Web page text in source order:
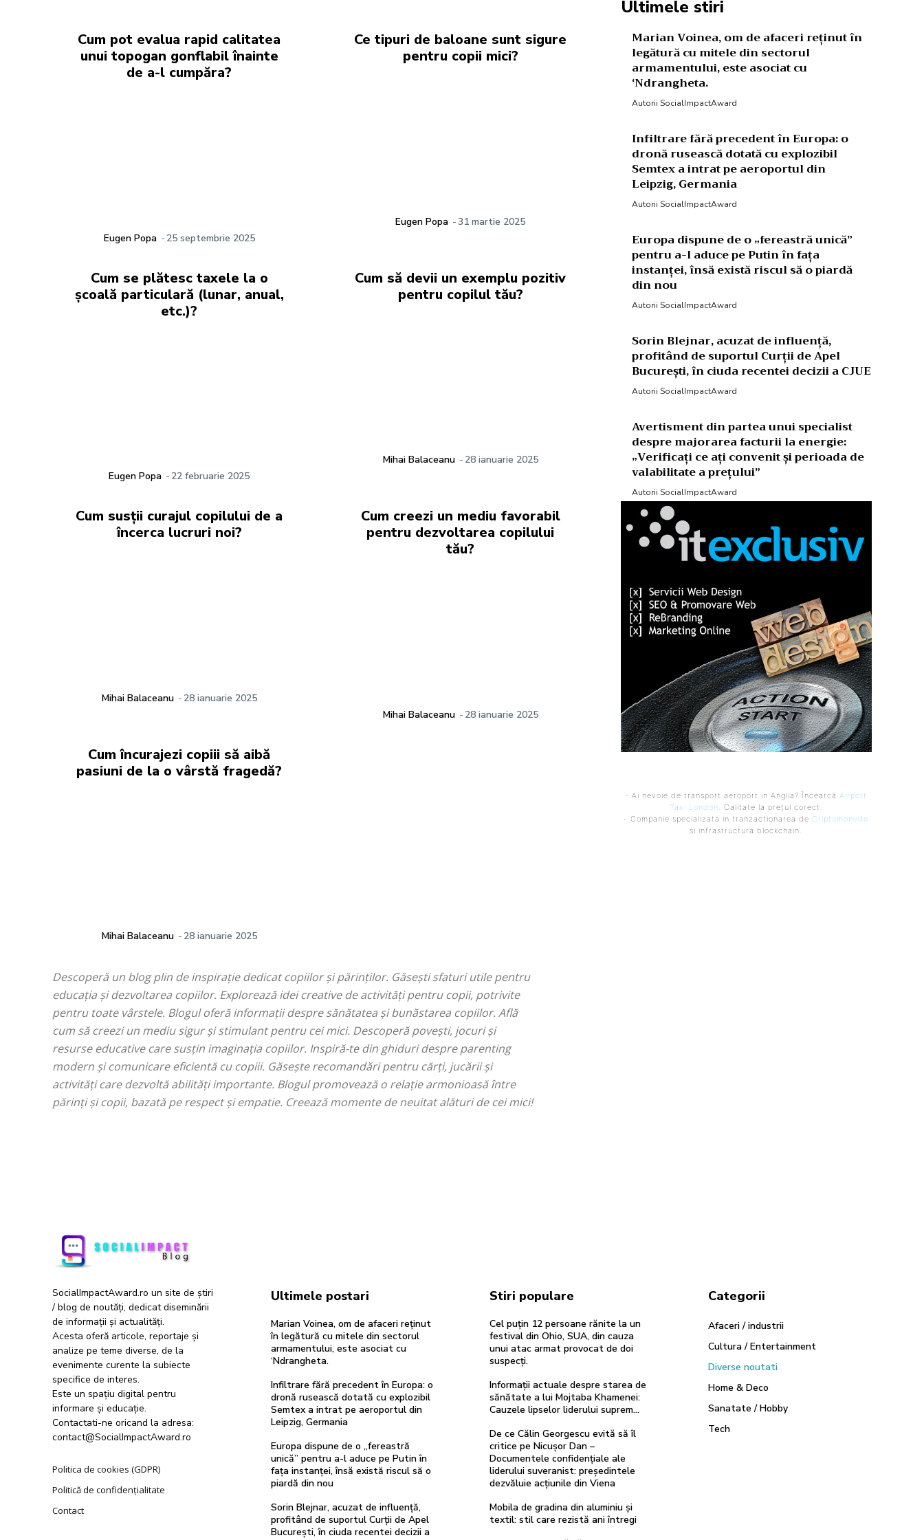
Cum pot evalua rapid calitatea
unui topogan gonflabil înainte
de a-l cumpăra?
Eugen Popa - 25 septembrie 2025
Ce tipuri de baloane sunt sigure
pentru copii mici?
Eugen Popa -31 martie 2025
Cum se plătesc taxele la o
școală particulară (lunar, anual,
etc.)?
Eugen Popa - 22 februarie 2025
Cum să devii un exemplu pozitiv
pentru copilul tău?
Mihai Balaceanu - 28 ianuarie 2025
Cum susții curajul copilului de a
încerca lucruri noi?
Mihai Balaceanu - 28 ianuarie 2025
Cum creezi un mediu favorabil
pentru dezvoltarea copilului
tău?
Mihai Balaceanu - 28 ianuarie 2025
Cum încurajezi copiii să aibă
pasiuni de la o vârstă fragedă?
Mihai Balaceanu - 28 ianuarie 2025
Descoperă un blog plin de inspirație dedicat copiilor și părinților. Găsești sfaturi utile pentru
educația și dezvoltarea copiilor. Explorează idei creative de activități pentru copii, potrivite
pentru toate vârstele. Blogul oferă informații despre sănătatea și bunăstarea copiilor. Află
cum să creezi un mediu sigur și stimulant pentru cei mici. Descoperă povești, jocuri și
resurse educative care susțin imaginația copiilor. Inspiră-te din ghiduri despre parenting
modern și comunicare eficientă cu copiii. Găsește recomandări pentru cărți, jucării și
activități care dezvoltă abilități importante. Blogul promovează o relație armonioasă între
părinți și copii, bazată pe respect și empatie. Creează momente de neuitat alături de cei mici!
Ultimele stiri
Marian Voinea, om de afaceri reținut în
legătură cu mitele din sectorul
armamentului, este asociat cu
‘Ndrangheta.
Autorii SocialImpactAward
Infiltrare fără precedent în Europa: o
dronă rusească dotată cu explozibil
Semtex a intrat pe aeroportul din
Leipzig, Germania
Autorii SocialImpactAward
Europa dispune de o „fereastră unică”
pentru a-l aduce pe Putin în fața
instanței, însă există riscul să o piardă
din nou
Autorii SocialImpactAward
Sorin Blejnar, acuzat de influență,
profitând de suportul Curții de Apel
București, în ciuda recentei decizii a CJUE
Autorii SocialImpactAward
Avertisment din partea unui specialist
despre majorarea facturii la energie:
„Verificați ce ați convenit și perioada de
valabilitate a prețului”
Autorii SocialImpactAward
- Ai nevoie de transport aeroport in Anglia? ÎncearcăAirport
Taxi London. Calitate la prețul corect.
- Companie specializata in tranzactionarea deCriptomonede
si infrastructura blockchain.
SocialImpactAward.ro un site de știri
/ blog de noutăți, dedicat diseminării
de informații și actualități.
Acesta oferă articole, reportaje și
analize pe teme diverse, de la
evenimente curente la subiecte
specifice de interes.
Este un spațiu digital pentru
informare și educație.
Contactati-ne oricand la adresa:
contact@SocialImpactAward.ro
Politica de cookies (GDPR)
Politică de confidențialitate
Contact
Ultimele postari
Marian Voinea, om de afaceri reținut
în legătură cu mitele din sectorul
armamentului, este asociat cu
‘Ndrangheta.
Infiltrare fără precedent în Europa: o
dronă rusească dotată cu explozibil
Semtex a intrat pe aeroportul din
Leipzig, Germania
Europa dispune de o „fereastră
unică” pentru a-l aduce pe Putin în
fața instanței, însă există riscul să o
piardă din nou
Sorin Blejnar, acuzat de influență,
profitând de suportul Curții de Apel
București, în ciuda recentei decizii a
Stiri populare
Cel puțin 12 persoane rănite la un
festival din Ohio, SUA, din cauza
unui atac armat provocat de doi
suspecți.
Informații actuale despre starea de
sănătate a lui Mojtaba Khamenei:
Cauzele lipselor liderului suprem…
De ce Călin Georgescu evită să îl
critice pe Nicușor Dan –
Documentele confidențiale ale
liderului suveranist: președintele
dezvăluie acțiunile din Viena
Mobila de gradina din aluminiu și
textil: stil care rezistă ani întregi
Categorii
Afaceri / industrii
Cultura / Entertainment
Diverse noutati
Home & Deco
Sanatate / Hobby
Tech